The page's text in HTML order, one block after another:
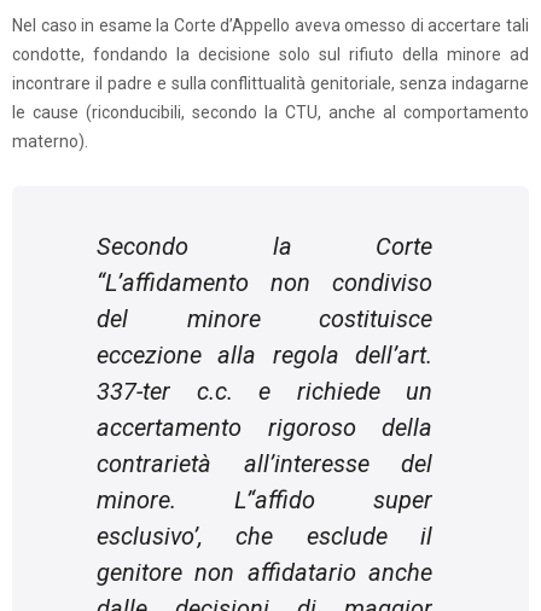
Nel caso in esame la Corte d’Appello aveva omesso di accertare tali
condotte, fondando la decisione solo sul rifiuto della minore ad
incontrare il padre e sulla conflittualità genitoriale, senza indagarne
le cause (riconducibili, secondo la CTU, anche al comportamento
materno).
Secondo la Corte
“L’affidamento non condiviso
del minore costituisce
eccezione alla regola dell’art.
337-ter c.c. e richiede un
accertamento rigoroso della
contrarietà all’interesse del
minore. L’‘affido super
esclusivo’, che esclude il
genitore non affidatario anche